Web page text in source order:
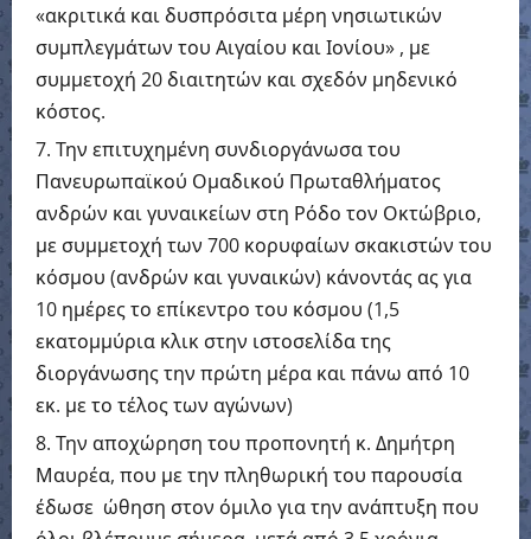
«ακριτικά και δυσπρόσιτα μέρη νησιωτικών
συμπλεγμάτων του Αιγαίου και Ιονίου» , με
συμμετοχή 20 διαιτητών και σχεδόν μηδενικό
κόστος.
Την επιτυχημένη συνδιοργάνωσα του
Πανευρωπαϊκού Ομαδικού Πρωταθλήματος
ανδρών και γυναικείων στη Ρόδο τον Οκτώβριο,
με συμμετοχή των 700 κορυφαίων σκακιστών του
κόσμου (ανδρών και γυναικών) κάνοντάς ας για
10 ημέρες το επίκεντρο του κόσμου (1,5
εκατομμύρια κλικ στην ιστοσελίδα της
διοργάνωσης την πρώτη μέρα και πάνω από 10
εκ. με το τέλος των αγώνων)
Την αποχώρηση του προπονητή κ. Δημήτρη
Μαυρέα, που με την πληθωρική του παρουσία
έδωσε ώθηση στον όμιλο για την ανάπτυξη που